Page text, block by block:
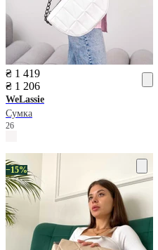
₴ 1 419
₴ 1 206
WeLassie
Сумка
26
−15%